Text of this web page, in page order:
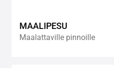
MAALIPESU
Maalattaville pinnoille